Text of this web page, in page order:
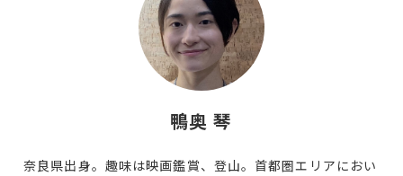
鴨奥 琴
奈良県出身。趣味は映画鑑賞、登山。首都圏エリアにおい